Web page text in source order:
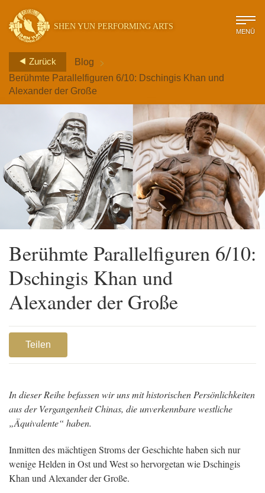
SHEN YUN PERFORMING ARTS MENÜ
Zurück Blog >
Berühmte Parallelfiguren 6/10: Dschingis Khan und
Alexander der Große
Berühmte Parallelfiguren 6/10:
Dschingis Khan und
Alexander der Große
Teilen
In dieser Reihe befassen wir uns mit historischen Persönlichkeiten
aus der Vergangenheit Chinas, die unverkennbare westliche
„Äquivalente“ haben.
Inmitten des mächtigen Stroms der Geschichte haben sich nur
wenige Helden in Ost und West so hervorgetan wie Dschingis
Khan und Alexander der Große.